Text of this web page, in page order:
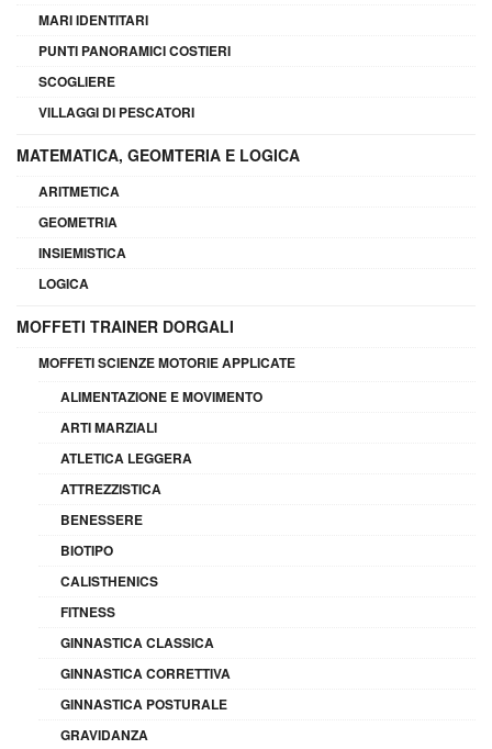
MARI IDENTITARI
PUNTI PANORAMICI COSTIERI
SCOGLIERE
VILLAGGI DI PESCATORI
MATEMATICA, GEOMTERIA E LOGICA
ARITMETICA
GEOMETRIA
INSIEMISTICA
LOGICA
MOFFETI TRAINER DORGALI
MOFFETI SCIENZE MOTORIE APPLICATE
ALIMENTAZIONE E MOVIMENTO
ARTI MARZIALI
ATLETICA LEGGERA
ATTREZZISTICA
BENESSERE
BIOTIPO
CALISTHENICS
FITNESS
GINNASTICA CLASSICA
GINNASTICA CORRETTIVA
GINNASTICA POSTURALE
GRAVIDANZA